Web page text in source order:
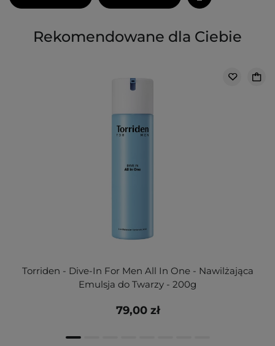
Rekomendowane dla Ciebie
Torriden - Dive-In For Men All In One - Nawilżająca
Emulsja do Twarzy - 200g
79,00 zł